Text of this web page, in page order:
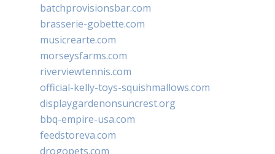
batchprovisionsbar.com
brasserie-gobette.com
musicrearte.com
morseysfarms.com
riverviewtennis.com
official-kelly-toys-squishmallows.com
displaygardenonsuncrest.org
bbq-empire-usa.com
feedstoreva.com
drogopets.com